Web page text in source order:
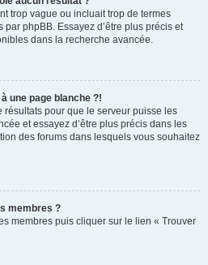
trop vague ou incluait trop de termes
phpBB. Essayez d’être plus précis et
dans la recherche avancée.
une page blanche ?!
résultats pour que le serveur puisse les
et essayez d’être plus précis dans les
des forums dans lesquels vous souhaitez
membres ?
membres puis cliquer sur le lien « Trouver